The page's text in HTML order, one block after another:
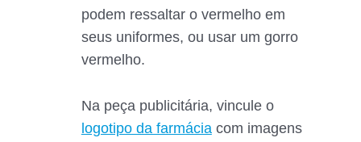
podem ressaltar o vermelho em
seus uniformes, ou usar um gorro
vermelho.
Na peça publicitária, vincule o
logotipo da farmáciacom imagens